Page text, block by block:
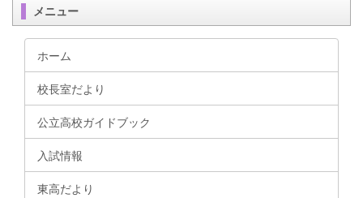
メニュー
ホーム
校長室だより
公立高校ガイドブック
入試情報
東高だより